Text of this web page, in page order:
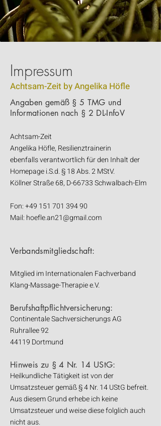
Impressum
Achtsam-Zeit by Angelika Höfle
Angaben gemäß § 5 TMG und
Informationen nach § 2 DL-InfoV
Achtsam-Zeit
Angelika Höfle, Resilienztrainerin
ebenfalls verantwortlich für den Inhalt der
Homepage i.S.d. § 18 Abs. 2 MStV.
Köllner Straße 68, D-66733 Schwalbach-Elm
Fon:+49 151 701 394 90
Mail: hoefle.an21@gmail.com
Verbandsmitgliedschaft:
Mitglied im Internationalen Fachverband
Klang-Massage-Therapie e.V.
Berufshaftpflichtversicherung:
Continentale Sachversicherungs AG
Ruhrallee 92
44119 Dortmund
Hinweis zu § 4 Nr. 14 UStG:
Heilkundliche Tätigkeit ist von der
Umsatzsteuer gemäß § 4 Nr. 14 UStG befreit.
Aus diesem Grund erhebe ich keine
Umsatzsteuer und weise diese folglich auch
nicht aus.